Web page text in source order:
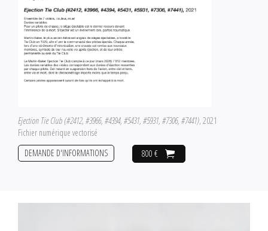
Ejection Tie Club (#2412, #3966, #4394, #5431, #5931, #7306, #7441), 2021
Fichier numérique vectorisé
800 €
DEMANDE D'INFORMATIONS